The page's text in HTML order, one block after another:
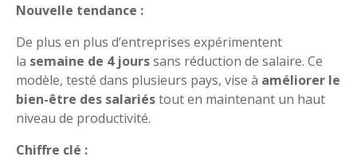
Nouvelle tendance :
De plus en plus d’entreprises expérimentent
la semaine de 4 jourssans réduction de salaire. Ce
modèle, testé dans plusieurs pays, vise à améliorer le
bien-être des salariéstout en maintenant un haut
niveau de productivité.
Chiffre clé :